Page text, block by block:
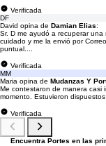
Verificada
DF
David opina de Damian Elias:
Sr. D me ayudó a recuperar
cuidado y me la envió por
puntual....
Verificada
MM
Maria opina de Mudanzas Y
Me contestaron de manera casi
momento. Estuvieron
Verificada
Encuentra Portes en las